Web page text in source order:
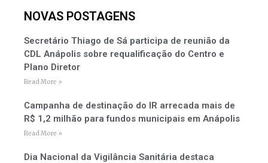
NOVAS POSTAGENS
Secretário Thiago de Sá participa de reunião da
CDL Anápolis sobre requalificação do Centro e
Plano Diretor
Read More »
Campanha de destinação do IR arrecada mais de
R$ 1,2 milhão para fundos municipais em Anápolis
Read More »
Dia Nacional da Vigilância Sanitária destaca